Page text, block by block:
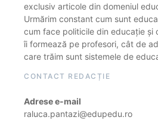
exclusiv articole din domeniul
Urmărim constant cum sunt
cum face politicile din educație și
îi formează pe profesori, cât de
care trăim sunt sistemele de
CONTACT REDACȚIE
Adrese e-mail
raluca.pantazi@edupedu.ro